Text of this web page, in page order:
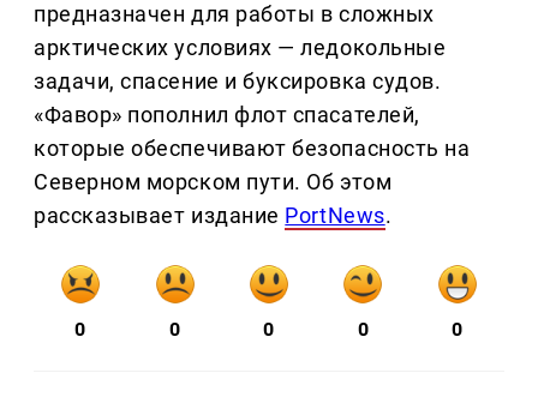
предназначен для работы в сложных
арктических условиях — ледокольные
задачи, спасение и буксировка судов.
«Фавор» пополнил флот спасателей,
которые обеспечивают безопасность на
Северном морском пути. Об этом
рассказывает издание PortNews.
0 0 0 0 0